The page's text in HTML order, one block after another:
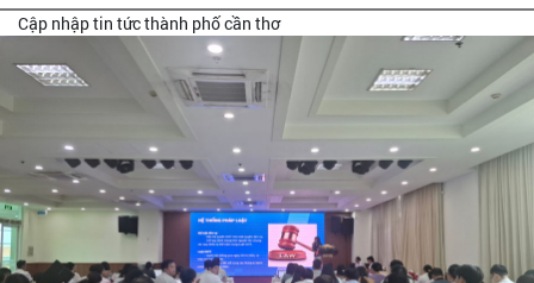
Cập nhập tin tức thành phố cần thơ